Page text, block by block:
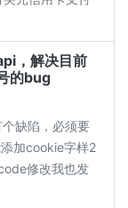
，解决目前
的bug
缺陷，必须要
加cookie字样2
修改我也发